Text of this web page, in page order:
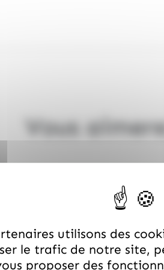
Vous
utilisons des
le trafic de notre site,
proposer des